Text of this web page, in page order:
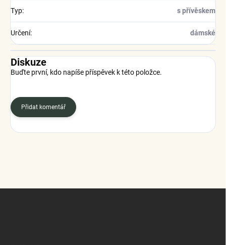
Typ: s přívěskem
Určení: dámské
Diskuze
Buďte první, kdo napíše příspěvek k této položce.
Přidat komentář